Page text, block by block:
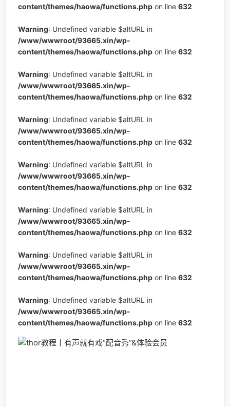
content/themes/haowa/functions.php on line 632
Warning: Undefined variable $altURL in
/www/wwwroot/93665.xin/wp-
content/themes/haowa/functions.php on line 632
Warning: Undefined variable $altURL in
/www/wwwroot/93665.xin/wp-
content/themes/haowa/functions.php on line 632
Warning: Undefined variable $altURL in
/www/wwwroot/93665.xin/wp-
content/themes/haowa/functions.php on line 632
Warning: Undefined variable $altURL in
/www/wwwroot/93665.xin/wp-
content/themes/haowa/functions.php on line 632
Warning: Undefined variable $altURL in
/www/wwwroot/93665.xin/wp-
content/themes/haowa/functions.php on line 632
Warning: Undefined variable $altURL in
/www/wwwroot/93665.xin/wp-
content/themes/haowa/functions.php on line 632
Warning: Undefined variable $altURL in
/www/wwwroot/93665.xin/wp-
content/themes/haowa/functions.php on line 632